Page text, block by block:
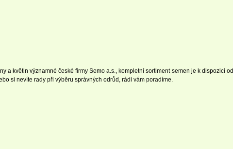
a květin významné české firmy Semo a.s., kompletní sortiment semen je k dispozici od
si nevíte rady při výběru správných odrůd, rádi vám poradíme.